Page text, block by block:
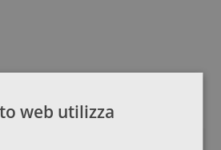
web utilizza